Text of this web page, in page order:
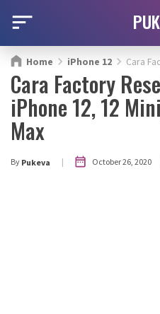
Home iPhone 12 Cara Factory
Cara Factory
iPhone 12, 12
Max
By Pukeva | October 26, 2020